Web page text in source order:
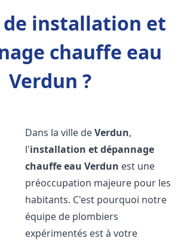
de installation et
chauffe eau
Verdun ?
Dans la ville deVerdun,
l'installation et dépannage
chauffe eau Verdun est une
préoccupation majeure pour les
habitants. C'est pourquoi notre
équipe de plombiers
expérimentés est à votre